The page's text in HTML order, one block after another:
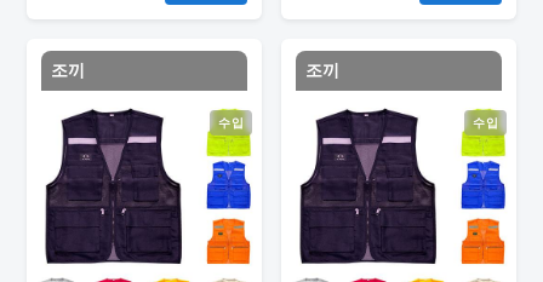
조끼
수입
조끼
수입